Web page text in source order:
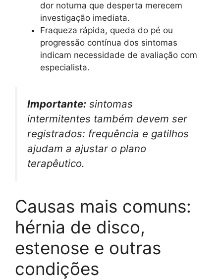
dor noturna que desperta merecem
investigação imediata.
Fraqueza rápida, queda do pé ou
progressão contínua dos sintomas
indicam necessidade de avaliação com
especialista.
Importante: sintomas
intermitentes também devem ser
registrados: frequência e gatilhos
ajudam a ajustar o plano
terapêutico.
Causas mais comuns:
hérnia de disco,
estenose e outras
condições